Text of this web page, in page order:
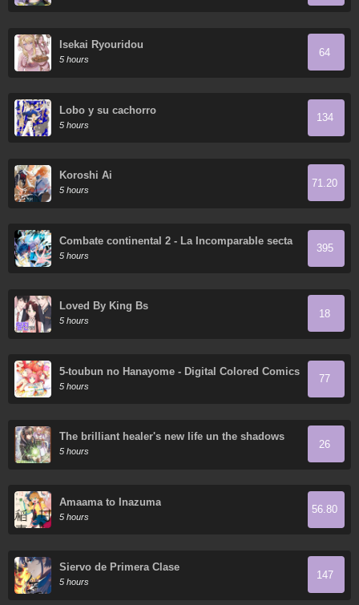
Isekai Ryouridou
5 hours
64
Lobo y su cachorro
5 hours
134
Koroshi Ai
5 hours
71.20
Combate continental 2 - La Incomparable secta
tang
5 hours
395
Loved By King Bs
5 hours
18
5-toubun no Hanayome - Digital Colored Comics
5 hours
77
The brilliant healer's new life un the shadows
5 hours
26
Amaama to Inazuma
5 hours
56.80
Siervo de Primera Clase
5 hours
147